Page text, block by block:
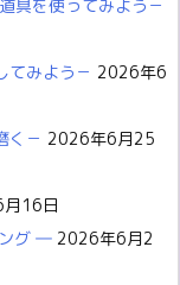
具を使ってみよう－
みよう－ 2026年6
く－ 2026年6月25
16日
グ ― 2026年6月2